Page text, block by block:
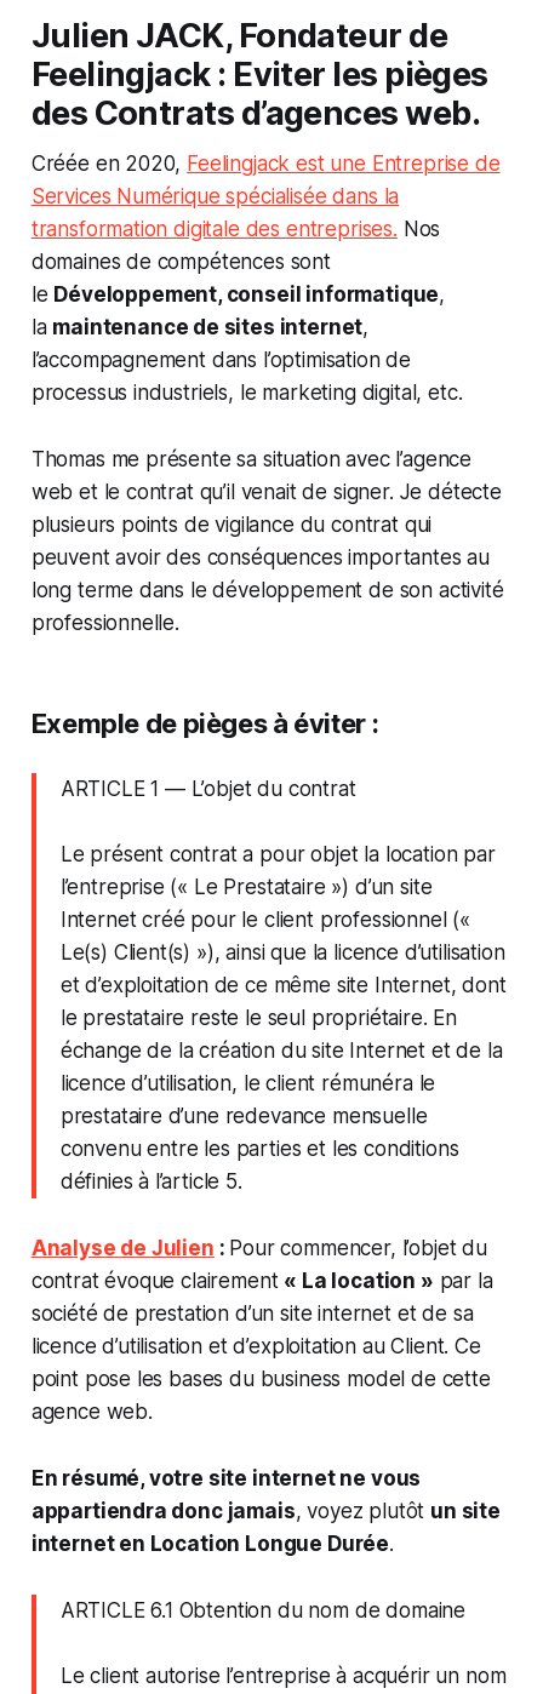
Julien JACK, Fondateur de
Feelingjack : Eviter les pièges
des Contrats d’agences web.
Créée en 2020, Feelingjack est une Entreprise de
Services Numérique spécialisée dans la
transformation digitale des entreprises. Nos
domaines de compétences sont
le Développement, conseil informatique,
la maintenance de sites internet,
l’accompagnement dans l’optimisation de
processus industriels, le marketing digital, etc.
Thomas me présente sa situation avec l’agence
web et le contrat qu’il venait de signer. Je détecte
plusieurs points de vigilance du contrat qui
peuvent avoir des conséquences importantes au
long terme dans le développement de son activité
professionnelle.
Exemple de pièges à éviter :
ARTICLE 1 — L’objet du contrat
Le présent contrat a pour objet la location par
l’entreprise (« Le Prestataire ») d’un site
Internet créé pour le client professionnel («
Le(s) Client(s) »), ainsi que la licence d’utilisation
et d’exploitation de ce même site Internet, dont
le prestataire reste le seul propriétaire. En
échange de la création du site Internet et de la
licence d’utilisation, le client rémunéra le
prestataire d’une redevance mensuelle
convenu entre les parties et les conditions
définies à l’article 5.
Analyse de Julien : Pour commencer, l’objet du
contrat évoque clairement « La location » par la
société de prestation d’un site internet et de sa
licence d’utilisation et d’exploitation au Client. Ce
point pose les bases du business model de cette
agence web.
En résumé, votre site internet ne vous
appartiendra donc jamais, voyez plutôt un site
internet en Location Longue Durée.
ARTICLE 6.1 Obtention du nom de domaine
Le client autorise l’entreprise à acquérir un nom